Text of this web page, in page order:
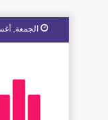
الجمعة,